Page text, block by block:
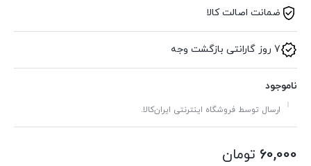
ضمانت اصالت کالا
7 روز گارانتی بازگشت وجه
ناموجود
ارسال توسط فروشگاه اینترنتی ایران‌کالا.
60,000 تومان